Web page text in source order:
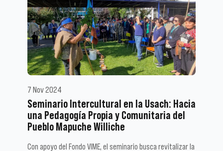
7 Nov 2024
Seminario Intercultural en la Usach: Hacia
una Pedagogía Propia y Comunitaria del
Pueblo Mapuche Williche
Con apoyo del Fondo VIME, el seminario busca revitalizar la